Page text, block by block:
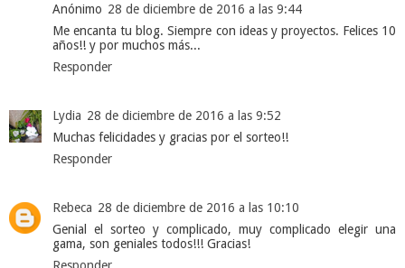
Anónimo 28 de diciembre de 2016 a las 9:44
Me encanta tu blog. Siempre con ideas y proyectos. Felices 10
años!! y por muchos más...
Responder
Lydia 28 de diciembre de 2016 a las 9:52
Muchas felicidades y gracias por el sorteo!!
Responder
Rebeca 28 de diciembre de 2016 a las 10:10
Genial el sorteo y complicado, muy complicado elegir una
gama, son geniales todos!!! Gracias!
Responder